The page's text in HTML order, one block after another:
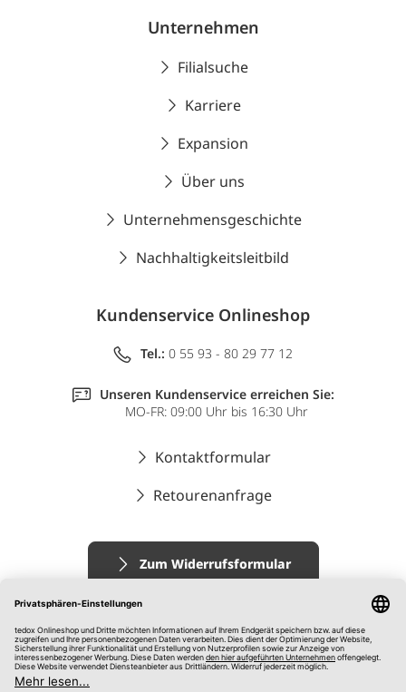
Unternehmen
Filialsuche
Karriere
Expansion
Über uns
Unternehmensgeschichte
Nachhaltigkeitsleitbild
Kundenservice Onlineshop
Tel.: 0 55 93 - 80 29 77 12
Unseren Kundenservice erreichen Sie:
MO-FR: 09:00 Uhr bis 16:30 Uhr
Kontaktformular
Retourenanfrage
Zum Widerrufsformular
Impressum
AGB